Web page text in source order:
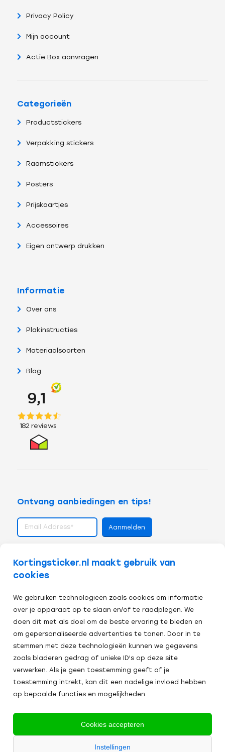
Kortingsticker.nl maakt gebruik van
cookies
We gebruiken technologieën zoals cookies om informatie
over je apparaat op te slaan en/of te raadplegen. We
doen dit met als doel om de beste ervaring te bieden en
om gepersonaliseerde advertenties te tonen. Door in te
stemmen met deze technologieën kunnen we gegevens
zoals bladeren gedrag of unieke ID's op deze site
verwerken. Als je geen toestemming geeft of je
toestemming intrekt, kan dit een nadelige invloed hebben
op bepaalde functies en mogelijkheden.
Cookies accepteren
Instellingen
Privacy Policy
Mijn account
Actie Box aanvragen
Categorieën
Productstickers
Verpakking stickers
Raamstickers
Posters
Prijskaartjes
Accessoires
Eigen ontwerp drukken
Informatie
Over ons
Plakinstructies
Materiaalsoorten
Blog
Ontvang aanbiedingen en tips!